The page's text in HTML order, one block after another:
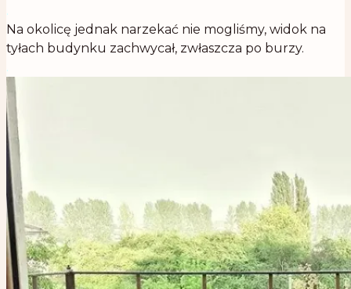
.
Na okolicę jednak narzekać nie mogliśmy, widok na
tyłach budynku zachwycał, zwłaszcza po burzy.
.